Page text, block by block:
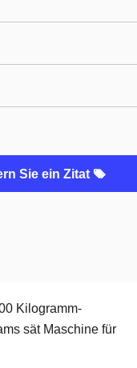
Sie ein Zitat
Kilogramm-
sät Maschine für